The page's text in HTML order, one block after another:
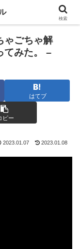
ゃごちゃ解
てみた。 –
はてブ
ピー
2023.01.07 2023.01.08
検索